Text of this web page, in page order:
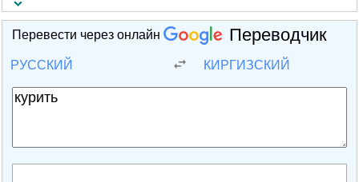
Перевести через онлайн Переводчик
РУССКИЙ КИРГИЗСКИЙ